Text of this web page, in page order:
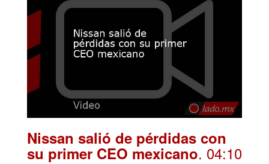
Nissan salió de pérdidas con
su primer CEO mexicano. 04:10